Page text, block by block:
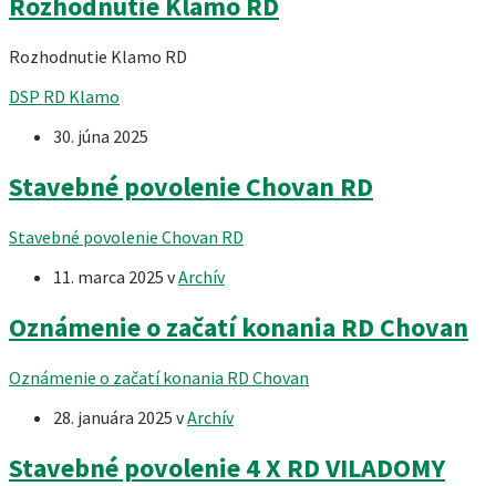
Rozhodnutie Klamo RD
DSP RD Klamo
30. júna 2025
Stavebné povolenie Chovan RD
Stavebné povolenie Chovan RD
11. marca 2025 vArchív
Oznámenie o začatí konania RD Chovan
Oznámenie o začatí konania RD Chovan
28. januára 2025 vArchív
Stavebné povolenie 4 X RD VILADOMY